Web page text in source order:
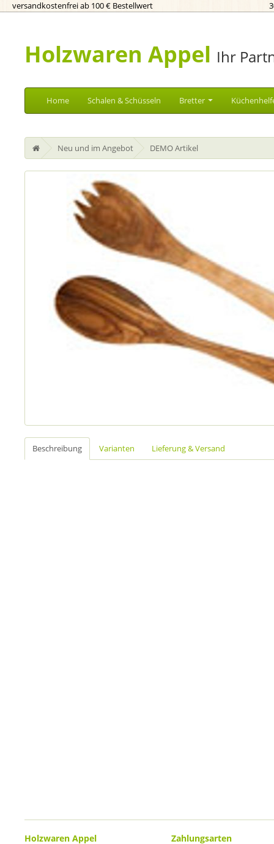
versandkostenfrei ab 100 € Bestellwert
Holzwaren Appel Ihr
Home Schalen & Schüsseln Bretter
Neu und im Angebot DEMO Artikel
Beschreibung Varianten Lieferung & Versand
Holzwaren Appel Zahlungsarten